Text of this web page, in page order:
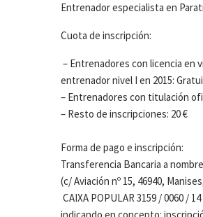
Entrenador especialista en
Cuota de inscripción:
– Entrenadores con licencia en
entrenador nivel I en 2015:
– Entrenadores con titulación
– Resto de inscripciones: 20 €
Forma de pago e inscripción:
Transferencia Bancaria a
(c/ Aviación nº 15, 46940,
CAIXA POPULAR 3159 / 0060 /